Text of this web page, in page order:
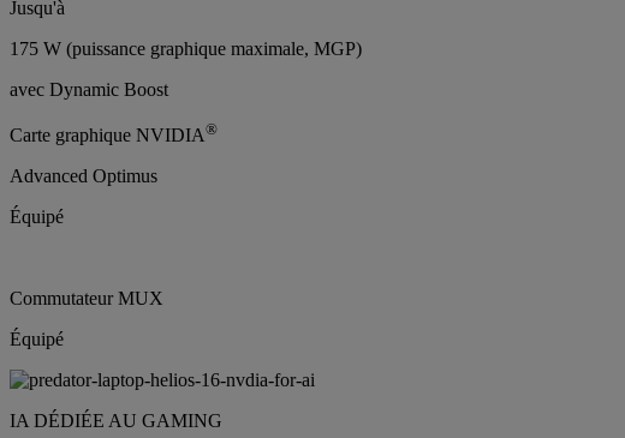
Jusqu'à
175 W (puissance graphique maximale, MGP)
avec Dynamic Boost
Carte graphique NVIDIA®
Advanced Optimus
Équipé
Commutateur MUX
Équipé
IA DÉDIÉE AU GAMING